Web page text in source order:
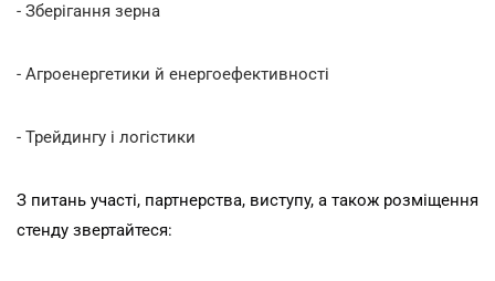
- Зберігання зерна
- Агроенергетики й енергоефективності
- Трейдингу і логістики
З питань участі, партнерства, виступу, а також розміщення
стенду звертайтеся: